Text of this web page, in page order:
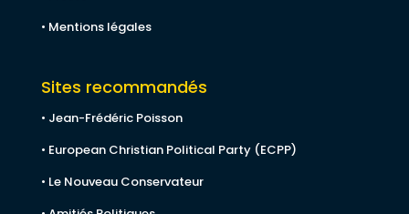
• Mentions légales
Sites recommandés
• Jean-Frédéric Poisson
• European Christian Political Party (ECPP)
• Le Nouveau Conservateur